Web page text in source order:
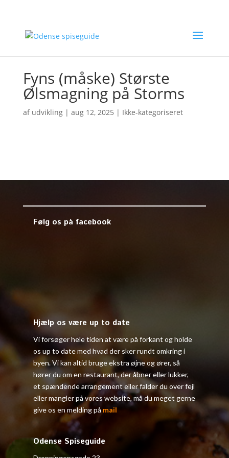
Fyns (måske) Største
Ølsmagning på Storms
af udvikling| aug 12, 2025 | Ikke-kategoriseret
Følg os på facebook
Hjælp os være up to date
Vi forsøger hele tiden at være på forkant og holde
os up to date med hvad der sker rundt omkring i
byen. Vi kan altid bruge ekstra øjne og ører, så
hører du om en restaurant, der åbner eller lukker,
et spændende arrangement eller falder du over fejl
eller mangler på vores website, må du meget gerne
give os en melding på mail
Odense Spiseguide